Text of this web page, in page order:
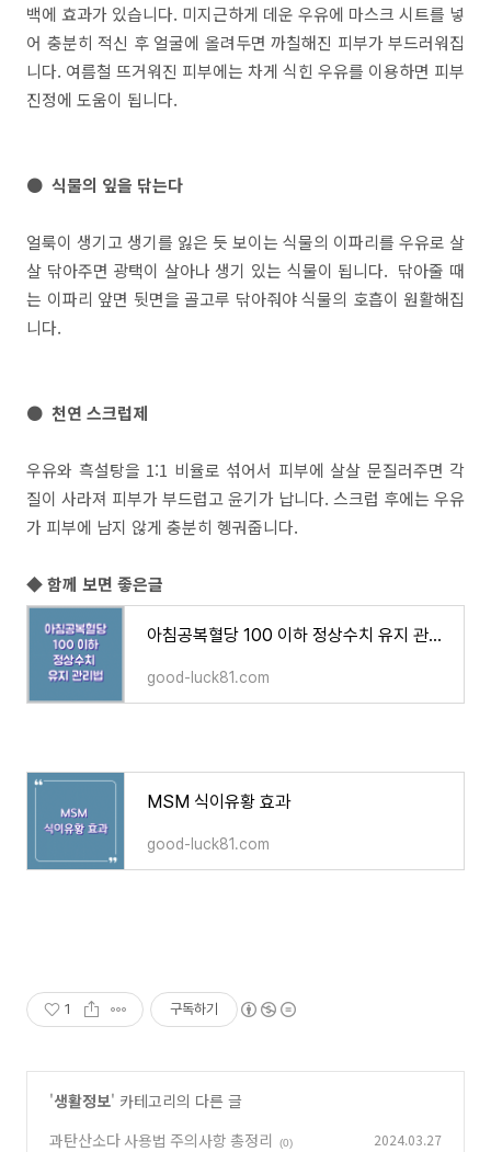
백에 효과가 있습니다. 미지근하게 데운 우유에 마스크 시트를 넣
어 충분히 적신 후 얼굴에 올려두면 까칠해진 피부가 부드러워집
니다. 여름철 뜨거워진 피부에는 차게 식힌 우유를 이용하면 피부
진정에 도움이 됩니다.
● 식물의 잎을 닦는다
얼룩이 생기고 생기를 잃은 듯 보이는 식물의 이파리를 우유로 살
살 닦아주면 광택이 살아나 생기 있는 식물이 됩니다. 닦아줄 때
는 이파리 앞면 뒷면을 골고루 닦아줘야 식물의 호흡이 원활해집
니다.
● 천연 스크럽제
우유와 흑설탕을 1:1 비율로 섞어서 피부에 살살 문질러주면 각
질이 사라져 피부가 부드럽고 윤기가 납니다. 스크럽 후에는 우유
가 피부에 남지 않게 충분히 헹궈줍니다.
◆ 함께 보면 좋은글
아침공복혈당 100 이하 정상수치 유지 관리법
good-luck81.com
MSM 식이유황 효과
good-luck81.com
1 구독하기
'생활정보' 카테고리의 다른 글
과탄산소다 사용법 주의사항 총정리
(0) 2024.03.27